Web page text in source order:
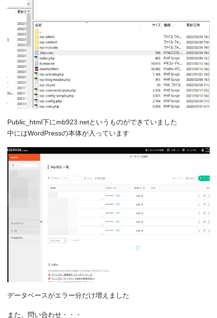
Public_html下にmb923.netというものができていました
中にはWordPressの本体が入っています
データベースがエラー分だけ増えました
また、問い合わせ・・・